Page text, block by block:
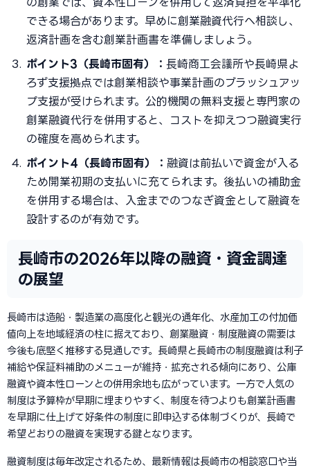
できる場合があります。早めに創業融資代行へ相談し、
返済計画を含む創業計画書を準備しましょう。
ポイント3（長崎市固有）： 長崎商工会議所や長崎県よ
ろず支援拠点では創業相談や事業計画のブラッシュアッ
プ支援が受けられます。公的機関の無料支援と専門家の
創業融資代行を併用すると、コストを抑えつつ融資実行
の確度を高められます。
ポイント4（長崎市固有）： 融資は前払いで資金が入る
ため開業初期の支払いに充てられます。後払いの補助金
を併用する場合は、入金までのつなぎ資金として融資を
設計するのが有効です。
長崎市の2026年以降の融資・資金調達
の展望
長崎市は造船・製造業の高度化と観光の通年化、水産加工の付加価
値向上を地域経済の柱に据えており、創業融資・制度融資の需要は
今後も底堅く推移する見通しです。長崎県と長崎市の制度融資は利子
補給や保証料補助のメニューが維持・拡充される傾向にあり、公庫
融資や資本性ローンとの併用余地も広がっています。一方で人気の
制度は予算枠が早期に埋まりやすく、制度を待つよりも創業計画書
を早期に仕上げて好条件の制度に即申込する体制づくりが、長崎で
希望どおりの融資を実現する鍵となります。
融資制度は毎年改定されるため、最新情報は長崎市の相談窓口や当